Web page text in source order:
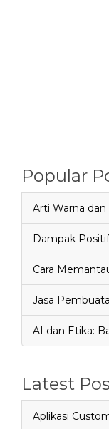
Popular
Arti Warna
Dampak
Cara
Jasa
AI dan Etika:
Latest
Aplikasi